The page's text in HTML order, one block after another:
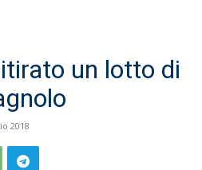
un lotto di
2018